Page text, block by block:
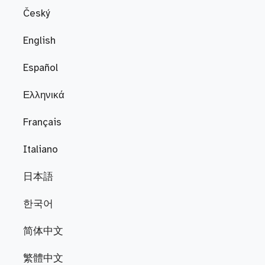
Český
English
Español
Ελληνικά
Français
Italiano
日本語
한국어
简体中文
繁體中文